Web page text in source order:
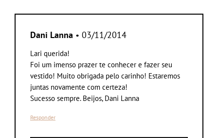
Dani Lanna • 03/11/2014
Lari querida!
Foi um imenso prazer te conhecer e fazer seu
vestido! Muito obrigada pelo carinho! Estaremos
juntas novamente com certeza!
Sucesso sempre. Beijos, Dani Lanna
Responder